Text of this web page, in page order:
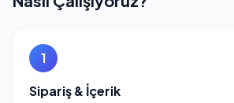
1
Sipariş & İçerik